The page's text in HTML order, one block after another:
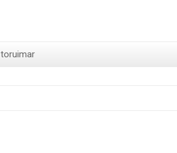
toruimar